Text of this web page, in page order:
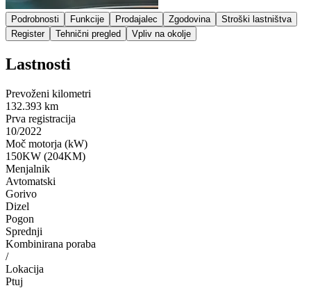
Podrobnosti Funkcije Prodajalec Zgodovina
Stroški lastništva
Register
Tehnični pregled Vpliv na okolje
Lastnosti
Prevoženi kilometri
132.393 km
Prva registracija
10/2022
Moč motorja (kW)
150KW (204KM)
Menjalnik
Avtomatski
Gorivo
Dizel
Pogon
Sprednji
Kombinirana poraba
/
Lokacija
Ptuj